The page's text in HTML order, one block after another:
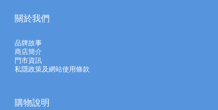
關於我們
品牌故事
商店簡介
門市資訊
私隱政策及網站使用條款
購物說明